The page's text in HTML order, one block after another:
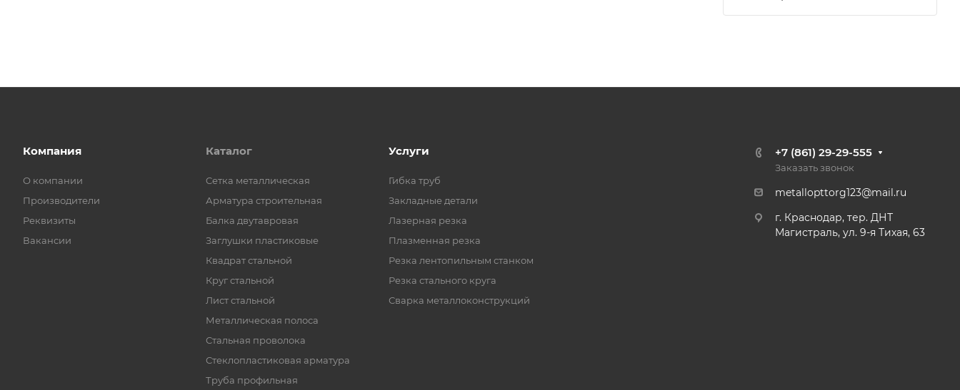
Компания
О компании
Производители
Реквизиты
Вакансии
Каталог
Cетка металлическая
Арматура строительная
Балка двутавровая
Заглушки пластиковые
Квадрат стальной
Круг стальной
Лист стальной
Металлическая полоса
Стальная проволока
Стеклопластиковая арматура
Труба профильная
Услуги
Гибка труб
Закладные детали
Лазерная резка
Плазменная резка
Резка лентопильным станком
Резка стального круга
Сварка металлоконструкций
+7 (861) 29-29-555
Заказать звонок
metallopttorg123@mail.ru
г. Краснодар, тер. ДНТ
Магистраль, ул. 9-я Тихая, 63